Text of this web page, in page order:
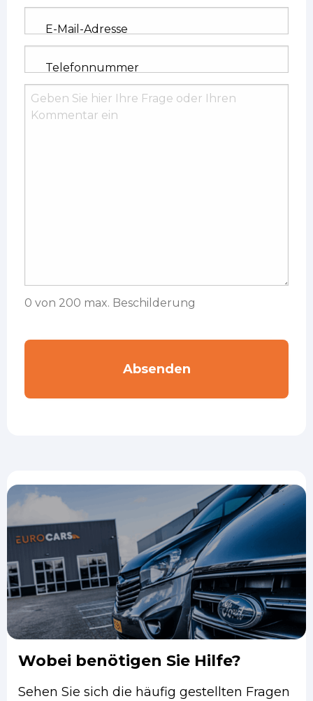
E-Mail-Adresse
Telefonnummer
Frage/Kommentar
0 von 200 max. Beschilderung
Wobei benötigen Sie Hilfe?
Sehen Sie sich die häufig gestellten Fragen